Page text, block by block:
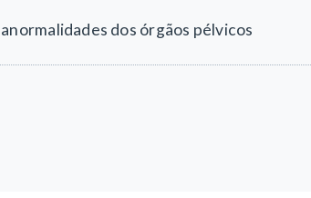
dos órgãos pélvicos